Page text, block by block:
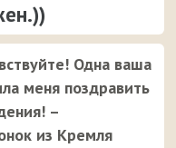
Одна ваша
меня поздравить
–
из Кремля